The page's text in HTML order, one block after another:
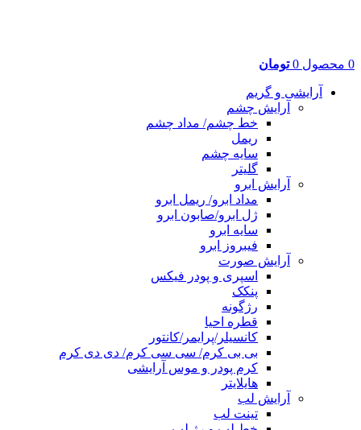
0 محصول 0 تومان
آرایشی و گریم
آرایش چشم
خط چشم/ مداد چشم
ریمل
سایه چشم
گلیتر
آرایش ابرو
مداد ابرو/ ریمل ابرو
ژل ابرو/صابون ابرو
سایه ابرو
فیبروز ابرو
آرایش صورت
اسپری و پودر فیکس
پنکک
رژگونه
قطره احیا
کانسیلر/پرایمر/کانتور
بی بی کرم/ سی سی کرم/ دی دی کرم
کرم پودر و موس آرایشی
هایلایتر
آرایش لب
تینت لب